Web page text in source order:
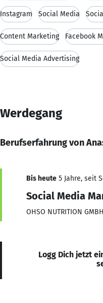
Instagram Social Media
Content Marketing Facebook
Social Media Advertising
Werdegang
Berufserfahrung von
Bis heute 5 Jahre, seit
Social Media
OHSO NUTRITION GMBH
Logg Dich jetzt